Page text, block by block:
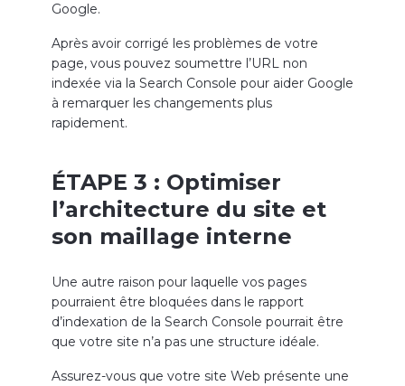
Google.
Après avoir corrigé les problèmes de votre
page, vous pouvez soumettre l’URL non
indexée via la Search Console pour aider Google
à remarquer les changements plus
rapidement.
ÉTAPE 3 : Optimiser
l’architecture du site et
son maillage interne
Une autre raison pour laquelle vos pages
pourraient être bloquées dans le rapport
d’indexation de la Search Console pourrait être
que votre site n’a pas une structure idéale.
Assurez-vous que votre site Web présente une